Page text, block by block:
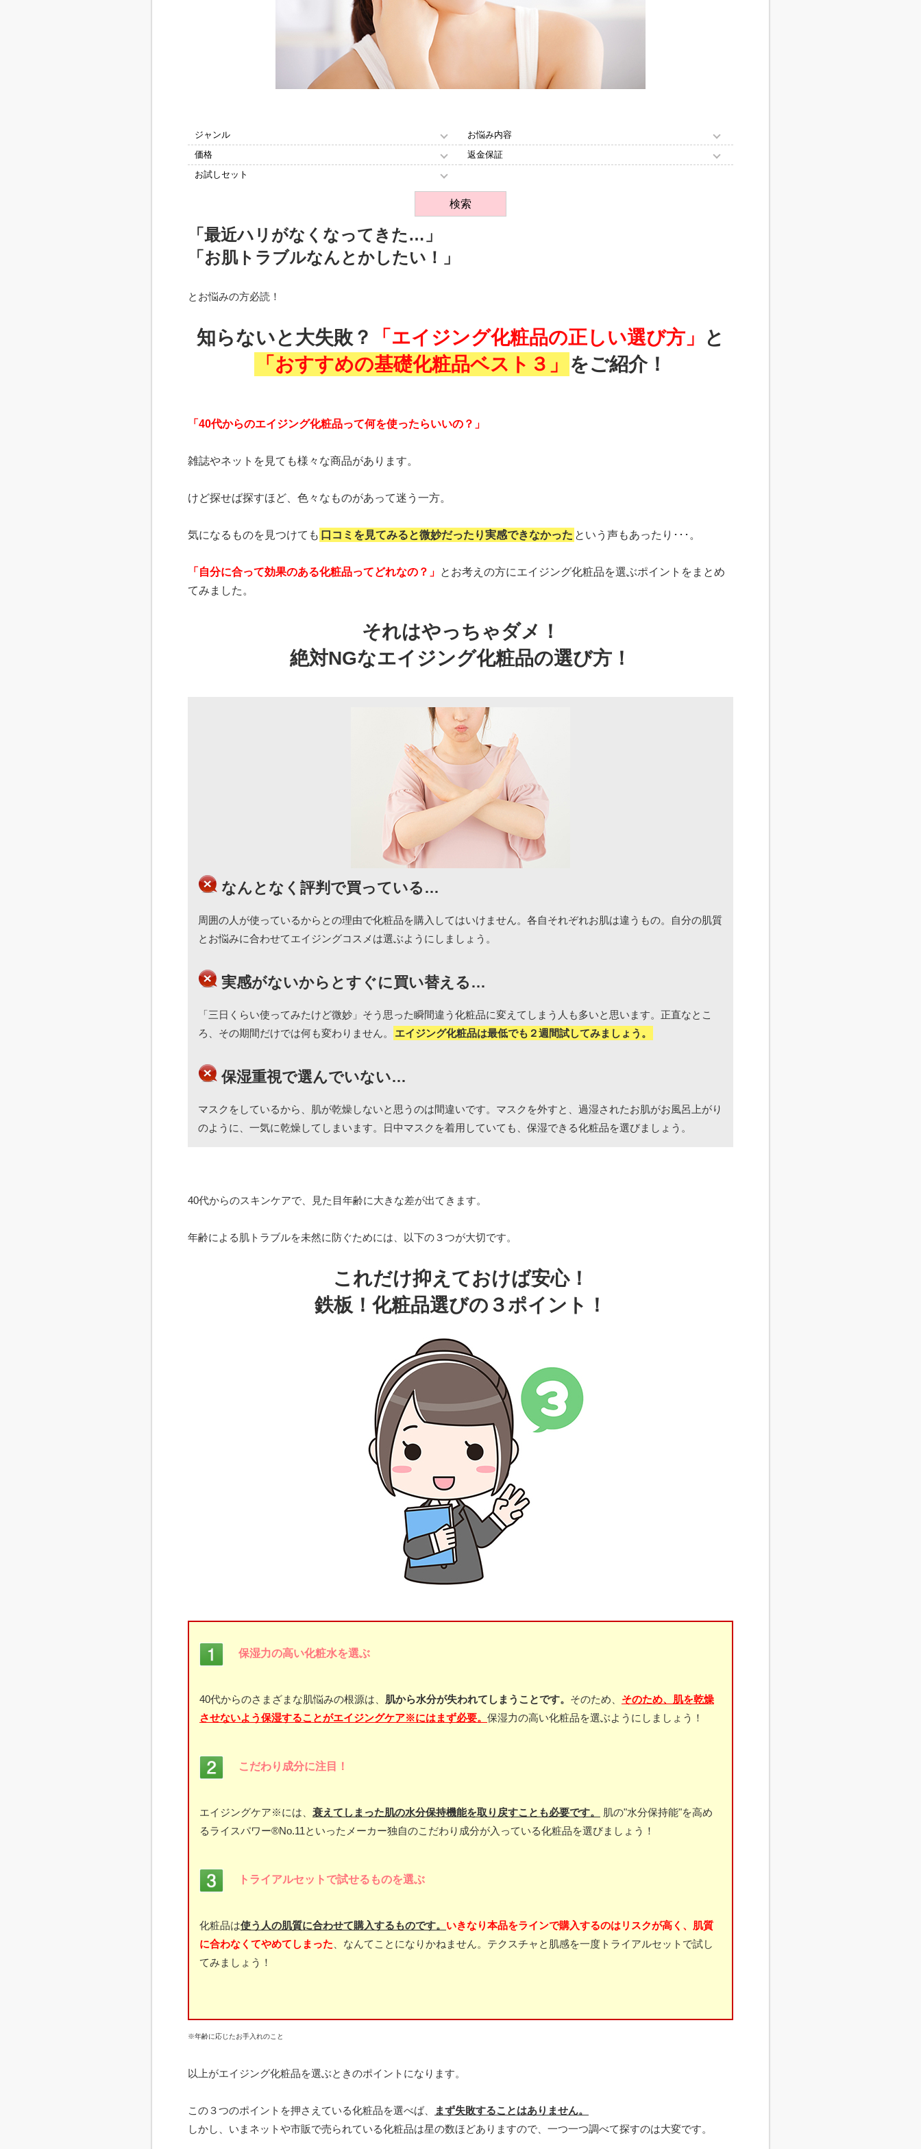
「最近ハリがなくなってきた…」
「お肌トラブルなんとかしたい！」
とお悩みの方必読！
知らないと大失敗？ 「エイジング化粧品の正しい選び方」
と
「おすすめの基礎化粧品ベスト３」
をご紹介！
「40代からのエイジング化粧品って何を使ったらいいの？」
雑誌やネットを見ても様々な商品があります。
けど探せば探すほど、色々なものがあって迷う一方。
気になるものを見つけても 口コミを見てみると微妙だったり実感できなかった という声もあったり･･･。
「自分に合って効果のある化粧品ってどれなの？」 とお考えの方にエイジング化粧品を選ぶポイントをまとめ
てみました。
それはやっちゃダメ！
絶対NGなエイジング化粧品の選び方！
なんとなく評判で買っている…
周囲の人が使っているからとの理由で化粧品を購入してはいけません。各自それぞれお肌は違うもの。自分の肌質
とお悩みに合わせてエイジングコスメは選ぶようにしましょう。
実感がないからとすぐに買い替える…
「三日くらい使ってみたけど微妙」そう思った瞬間違う化粧品に変えてしまう人も多いと思います。正直なとこ
ろ、その期間だけでは何も変わりません。
エイジング化粧品は最低でも２週間試してみましょう。
保湿重視で選んでいない…
マスクをしているから、肌が乾燥しないと思うのは間違いです。マスクを外すと、過湿されたお肌がお風呂上がり
のように、一気に乾燥してしまいます。日中マスクを着用していても、保湿できる化粧品を選びましょう。
40代からのスキンケアで、見た目年齢に大きな差が出てきます。
年齢による肌トラブルを未然に防ぐためには、以下の３つが大切です。
これだけ抑えておけば安心！
鉄板！化粧品選びの３ポイント！
保湿力の高い化粧水を選ぶ
40代からのさまざまな肌悩みの根源は、 肌から水分が失われてしまうことです。 そのため、 そのため、肌を乾燥
させないよう保湿することがエイジングケア※にはまず必要。 保湿力の高い化粧品を選ぶようにしましょう！
こだわり成分に注目！
エイジングケア※には、 衰えてしまった肌の水分保持機能を取り戻すことも必要です。
肌の"水分保持能"を高め
るライスパワー®No.11といったメーカー独自のこだわり成分が入っている化粧品を選びましょう！
トライアルセットで試せるものを選ぶ
化粧品は使う人の肌質に合わせて購入するものです。 いきなり本品をラインで購入するのはリスクが高く、肌質
に合わなくてやめてしまった 、なんてことになりかねません。テクスチャと肌感を一度トライアルセットで試し
てみましょう！
※年齢に応じたお手入れのこと
以上がエイジング化粧品を選ぶときのポイントになります。
この３つのポイントを押さえている化粧品を選べば、
まず失敗することはありません。
しかし、いまネットや市販で売られている化粧品は星の数ほどありますので、一つ一つ調べて探すのは大変です。